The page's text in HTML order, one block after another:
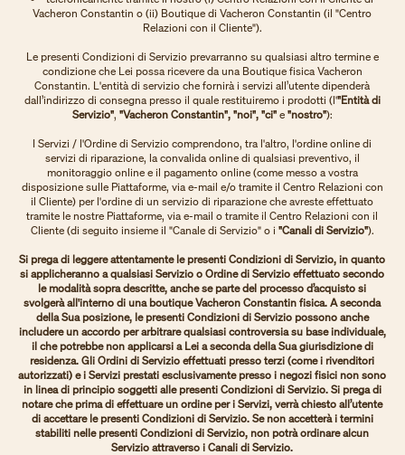
Vacheron Constantin o (ii) Boutique di Vacheron Constantin (il "Centro
Relazioni con il Cliente").
Le presenti Condizioni di Servizio prevarranno su qualsiasi altro termine e
condizione che Lei possa ricevere da una Boutique fisica Vacheron
Constantin. L'entità di servizio che fornirà i servizi all’utente dipenderà
dall’indirizzo di consegna presso il quale restituiremo i prodotti (l'"Entità di
Servizio", "Vacheron Constantin", "noi", "ci" e"nostro"):
I Servizi / l'Ordine di Servizio comprendono, tra l'altro, l'ordine online di
servizi di riparazione, la convalida online di qualsiasi preventivo, il
monitoraggio online e il pagamento online (come messo a vostra
disposizione sulle Piattaforme, via e-mail e/o tramite il Centro Relazioni con
il Cliente) per l'ordine di un servizio di riparazione che avreste effettuato
tramite le nostre Piattaforme, via e-mail o tramite il Centro Relazioni con il
Cliente (di seguito insieme il "Canale di Servizio" o i "Canali di Servizio").
Si prega di leggere attentamente le presenti Condizioni di Servizio, in quanto
si applicheranno a qualsiasi Servizio o Ordine di Servizio effettuato secondo
le modalità sopra descritte, anche se parte del processo d’acquisto si
svolgerà all'interno di una boutique Vacheron Constantin fisica. A seconda
della Sua posizione, le presenti Condizioni di Servizio possono anche
includere un accordo per arbitrare qualsiasi controversia su base individuale,
il che potrebbe non applicarsi a Lei a seconda della Sua giurisdizione di
residenza. Gli Ordini di Servizio effettuati presso terzi (come i rivenditori
autorizzati) e i Servizi prestati esclusivamente presso i negozi fisici non sono
in linea di principio soggetti alle presenti Condizioni di Servizio. Si prega di
notare che prima di effettuare un ordine per i Servizi, verrà chiesto all’utente
di accettare le presenti Condizioni di Servizio. Se non accetterà i termini
stabiliti nelle presenti Condizioni di Servizio, non potrà ordinare alcun
Servizio attraverso i Canali di Servizio.